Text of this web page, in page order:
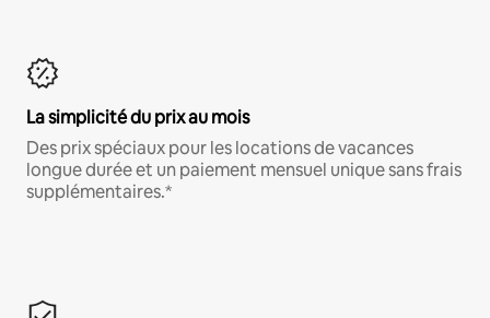
La simplicité du prix au mois
Des prix spéciaux pour les locations de vacances
longue durée et un paiement mensuel unique sans frais
supplémentaires.*